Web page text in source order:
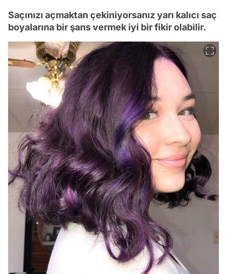
Saçınızı açmaktan çekiniyorsanız yarı kalıcı saç
boyalarına bir şans vermek iyi bir fikir olabilir.